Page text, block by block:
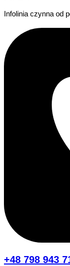
Infolinia czynna od
+48 798 943